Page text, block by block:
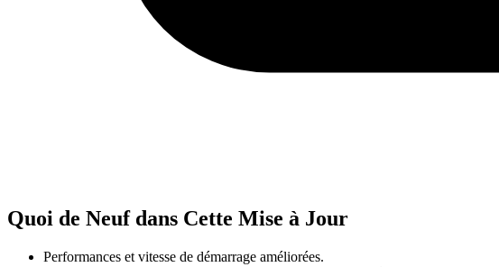
Quoi de Neuf dans Cette Mise à Jour
Performances et vitesse de démarrage améliorées.